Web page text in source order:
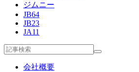
ジムニー
JB64
JB23
JA11
会社概要